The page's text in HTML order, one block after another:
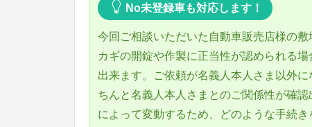
No未登録車も対応します！
今回ご相談いただいた自動車販売店様の
カギの開錠や作製に正当性が認められる
出来ます。ご依頼が名義人本人さま以外
ちんと名義人本人さまとのご関係性が確
によって変動するため、どのような手続